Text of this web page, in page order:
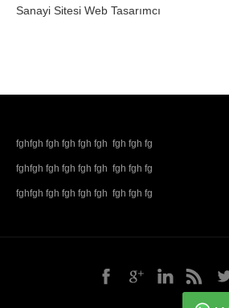
Sanayi Sitesi Web Tasarımcı
fghfgh fgh fgh fgh fgh fgh fgh fg
fghfgh fgh fgh fgh fgh fgh fgh fg
fghfgh fgh fgh fgh fgh fgh fgh fg